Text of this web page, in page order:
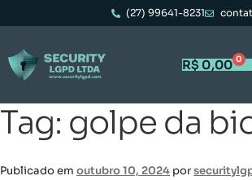
(27) 99641-8231
R$ 0,00 0
Tag: golpe da
Publicado em outubro 10, 2024 por